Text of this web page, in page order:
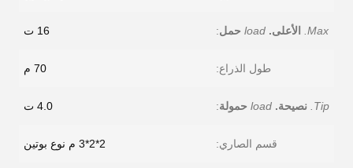
Max. الأعلى. load حمل: 16 ت
طول الذراع: 70 م
Tip. نصيحة. load حمولة: 4.0 ت
قسم الصاري: 2*2*3 م نوع بوتين